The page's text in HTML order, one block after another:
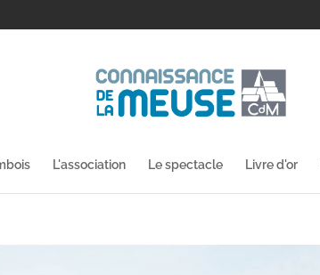
L'association Le spectacle Livre d'or